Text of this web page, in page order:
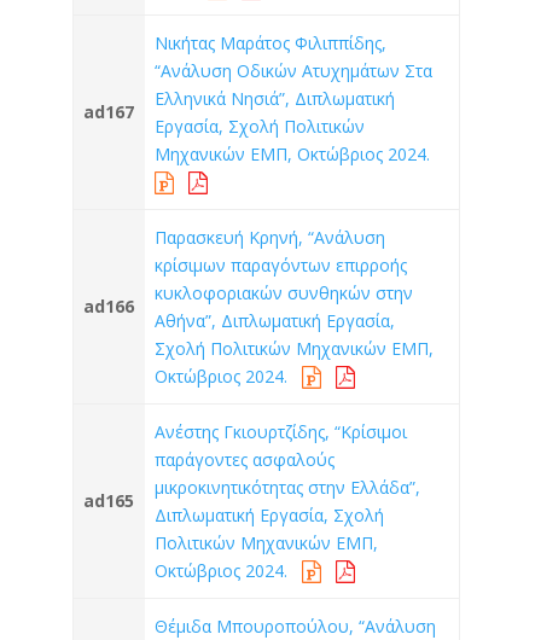
ad167
Νικήτας Μαράτος Φιλιππίδης,
“Ανάλυση Οδικών Ατυχημάτων Στα
Ελληνικά Νησιά”, Διπλωματική
Εργασία, Σχολή Πολιτικών
Μηχανικών ΕΜΠ, Οκτώβριος 2024.
ad166
Παρασκευή Κρηνή, “Ανάλυση
κρίσιμων παραγόντων επιρροής
κυκλοφοριακών συνθηκών στην
Αθήνα”, Διπλωματική Εργασία,
Σχολή Πολιτικών Μηχανικών ΕΜΠ,
Οκτώβριος 2024.
ad165
Ανέστης Γκιουρτζίδης, “Κρίσιμοι
παράγοντες ασφαλούς
μικροκινητικότητας στην Ελλάδα”,
Διπλωματική Εργασία, Σχολή
Πολιτικών Μηχανικών ΕΜΠ,
Οκτώβριος 2024.
Θέμιδα Μπουροπούλου, “Ανάλυση